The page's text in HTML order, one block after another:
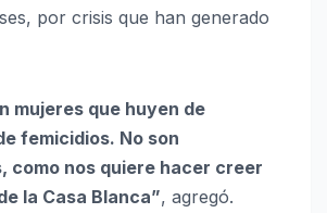
por crisis que han generado
mujeres que huyen de
femicidios. No son
como nos quiere hacer creer
la Casa Blanca”, agregó.